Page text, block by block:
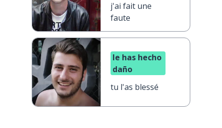
j'ai fait une
faute
le has hecho
daño
tu l'as blessé